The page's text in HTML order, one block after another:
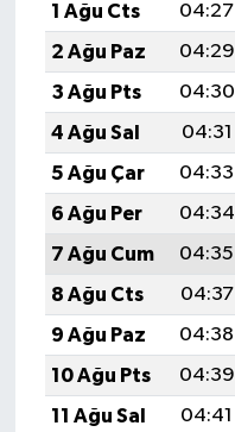
1 Ağu Cts
04:27
2 Ağu Paz
04:29
3 Ağu Pts
04:30
4 Ağu Sal
04:31
5 Ağu Çar
04:33
6 Ağu Per
04:34
7 Ağu Cum
04:35
8 Ağu Cts
04:37
9 Ağu Paz
04:38
10 Ağu Pts
04:39
11 Ağu Sal
04:41